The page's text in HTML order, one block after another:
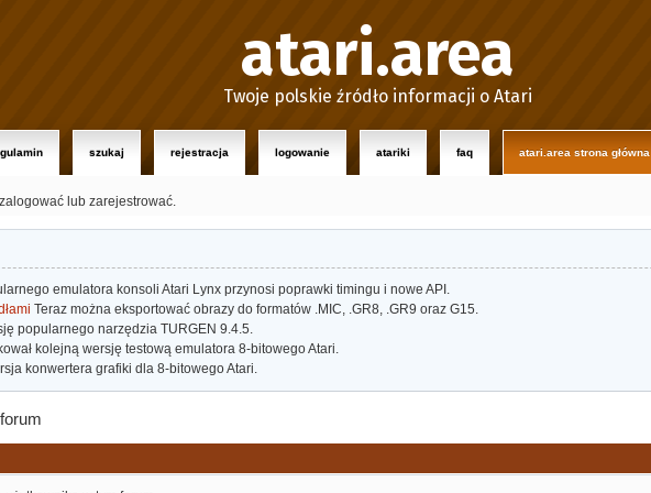
atari.area
Twoje polskie źródło informacji o Atari
szukaj rejestracja logowanie atariki faq atari.area strona główna
lub zarejestrować.
emulatora konsoli Atari Lynx przynosi poprawki timingu i nowe API.
Teraz można eksportować obrazy do formatów .MIC, .GR8, .GR9 oraz G15.
popularnego narzędzia TURGEN 9.4.5.
kolejną wersję testową emulatora 8-bitowego Atari.
konwertera grafiki dla 8-bitowego Atari.